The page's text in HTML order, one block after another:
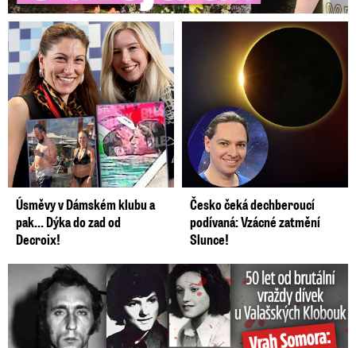
Úsměvy v Dámském klubu a
pak… Dýka do zad od
Decroix!
Česko čeká dechberoucí
podívaná: Vzácné zatmění
Slunce!
50 let od běsnění Somory: Těla dívek vrah ukryl na skládce